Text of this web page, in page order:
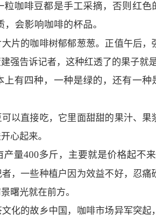
粒咖啡豆都是手工采摘，否则红
会影响咖啡的杯品。
的咖啡树郁郁葱葱。正值午后，
强告诉记者，这种红透了的果子就
上有四种，一种是绿的，还有一
直接吃，它里面甜甜的果汁、果
心起来。
产量400多斤，主要就是价格起不
一些种植户因为效益不好，忍痛
曙光就在前方。
的故乡中国，咖啡市场异军突起